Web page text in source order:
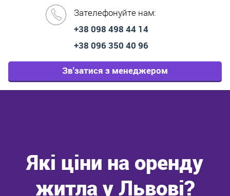
Зателефонуйте нам:
+38 098 498 44 14
+38 096 350 40 96
Зв'затися з менеджером
Які ціни на оренду
житла у Львові?